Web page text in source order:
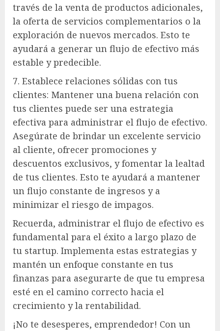
través de la venta de productos adicionales,
la oferta de servicios complementarios o la
exploración de nuevos mercados. Esto te
ayudará a generar un flujo de efectivo más
estable y predecible.
7. Establece relaciones sólidas con tus
clientes: Mantener una buena relación con
tus clientes puede ser una estrategia
efectiva para administrar el flujo de efectivo.
Asegúrate de brindar un excelente servicio
al cliente, ofrecer promociones y
descuentos exclusivos, y fomentar la lealtad
de tus clientes. Esto te ayudará a mantener
un flujo constante de ingresos y a
minimizar el riesgo de impagos.
Recuerda, administrar el flujo de efectivo es
fundamental para el éxito a largo plazo de
tu startup. Implementa estas estrategias y
mantén un enfoque constante en tus
finanzas para asegurarte de que tu empresa
esté en el camino correcto hacia el
crecimiento y la rentabilidad.
¡No te desesperes, emprendedor! Con un